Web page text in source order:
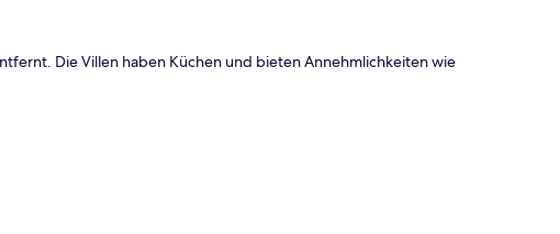
Die Villen haben Küchen und bieten Annehmlichkeiten wie